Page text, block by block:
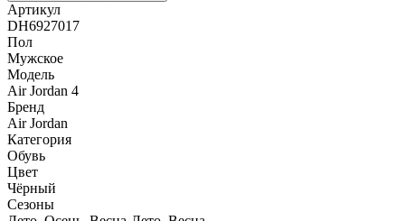
Артикул
DH6927017
Пол
Мужское
Модель
Air Jordan 4
Бренд
Air Jordan
Категория
Обувь
Цвет
Чёрный
Сезоны